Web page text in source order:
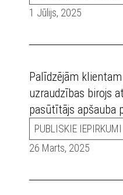
1 Jūlijs, 2025
Palīdzējām
uzraudzības birojs
pasūtītājs apšauba
PUBLISKIE IEPIRKUMI
26 Marts, 2025